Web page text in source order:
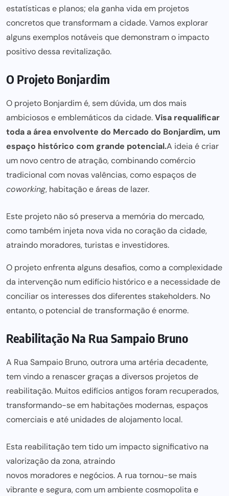
estatísticas e planos; ela ganha vida em projetos
concretos que transformam a cidade. Vamos explorar
alguns exemplos notáveis que demonstram o impacto
positivo dessa revitalização.
O Projeto Bonjardim
O projeto Bonjardim é, sem dúvida, um dos mais
ambiciosos e emblemáticos da cidade.Visa requalificar
toda a área envolvente do Mercado do Bonjardim, um
espaço histórico com grande potencial.A ideia é criar
um novo centro de atração, combinando comércio
tradicional com novas valências, como espaços de
coworking, habitação e áreas de lazer.
Este projeto não só preserva a memória do mercado,
como também injeta nova vida no coração da cidade,
atraindo moradores, turistas e investidores.
O projeto enfrenta alguns desafios, como a complexidade
da intervenção num edifício histórico e a necessidade de
conciliar os interesses dos diferentes stakeholders. No
entanto, o potencial de transformação é enorme.
Reabilitação Na Rua Sampaio Bruno
A Rua Sampaio Bruno, outrora uma artéria decadente,
tem vindo a renascer graças a diversos projetos de
reabilitação. Muitos edifícios antigos foram recuperados,
transformando-se em habitações modernas, espaços
comerciais e até unidades de alojamento local.
Esta reabilitação tem tido um impacto significativo na
valorização da zona, atraindo
novos moradores e negócios. A rua tornou-se mais
vibrante e segura, com um ambiente cosmopolita e